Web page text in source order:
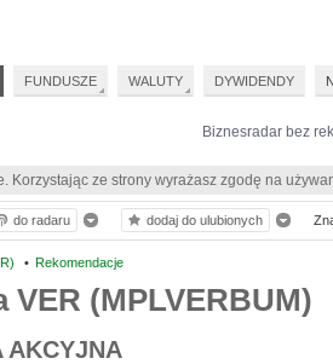
Biznesradar bez
Korzystając ze strony wyrażasz zgodę na
• Rekomendacje
(MPLVERBUM)
AKCYJNA
do radaru dodaj do ulubionych
FUNDUSZE WALUTY DYWIDENDY